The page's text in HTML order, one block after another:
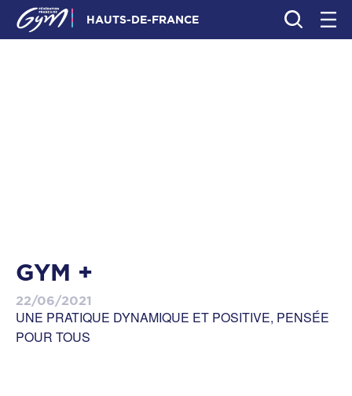
HAUTS-DE-FRANCE
GYM +
22/06/2021
UNE PRATIQUE DYNAMIQUE ET POSITIVE, PENSÉE
POUR TOUS